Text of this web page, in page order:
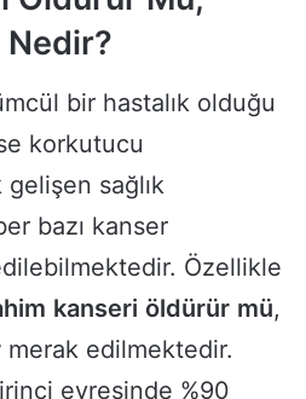
Nedir?
bir hastalık olduğu
korkutucu
sağlık
bazı kanser
Özellikle
kanseri öldürür mü,
merak edilmektedir.
evresinde %90